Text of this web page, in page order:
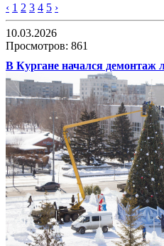
‹ 1 2 3 4 5 ›
10.03.2026
Просмотров: 861
В Кургане начался демонтаж